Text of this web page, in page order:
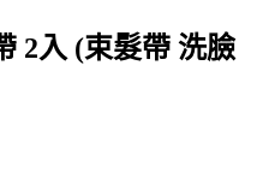
2入 (束髮帶 洗臉